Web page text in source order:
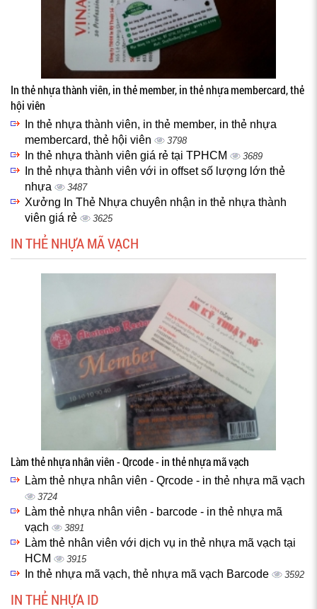
In thẻ nhựa thành viên, in thẻ member, in thẻ nhựa membercard, thẻ
hội viên
In thẻ nhựa thành viên, in thẻ member, in thẻ nhựa
membercard, thẻ hội viên
3798
In thẻ nhựa thành viên giá rẻ tại TPHCM 3689
In thẻ nhựa thành viên với in offset số lượng lớn thẻ
nhựa
3487
Xưởng In Thẻ Nhựa chuyên nhận in thẻ nhựa thành
viên giá rẻ
3625
IN THẺ NHỰA MÃ VẠCH
Làm thẻ nhựa nhân viên - Qrcode - in thẻ nhựa mã vạch
Làm thẻ nhựa nhân viên - Qrcode - in thẻ nhựa mã vạch
3724
Làm thẻ nhựa nhân viên - barcode - in thẻ nhựa mã
vạch
3891
Làm thẻ nhân viên với dịch vụ in thẻ nhựa mã vạch tại
HCM
3915
In thẻ nhựa mã vạch, thẻ nhựa mã vạch Barcode 3592
IN THẺ NHỰA ID